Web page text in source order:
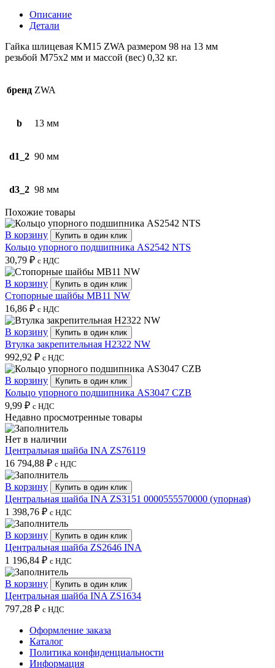
Описание
Детали
Гайка шлицевая KM15 ZWA размером 98 на 13 мм
резьбой M75x2 мм и массой (вес) 0,32 кг.
бренд ZWA
b 13 мм
d1_2 90 мм
d3_2 98 мм
Похожие товары
В корзину Купить в один клик
Кольцо упорного подшипника AS2542 NTS
30,79 ₽ с НДС
В корзину Купить в один клик
Стопорные шайбы MB11 NW
16,86 ₽ с НДС
В корзину Купить в один клик
Втулка закрепительная H2322 NW
992,92 ₽ с НДС
В корзину Купить в один клик
Кольцо упорного подшипника AS3047 CZB
9,99 ₽ с НДС
Недавно просмотренные товары
Нет в наличии
Центральная шайба INA ZS76119
16 794,88 ₽ с НДС
В корзину Купить в один клик
Центральная шайба INA ZS3151 0000555570000 (упорная)
1 398,76 ₽ с НДС
В корзину Купить в один клик
Центральная шайба ZS2646 INA
1 196,84 ₽ с НДС
В корзину Купить в один клик
Центральная шайба INA ZS1634
797,28 ₽ с НДС
Оформление заказа
Каталог
Политика конфиденциальности
Информация